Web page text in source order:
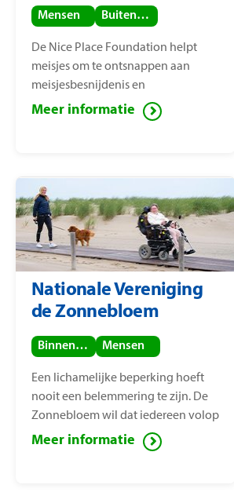
Mensen Buitenland
De Nice Place Foundation helpt
meisjes om te ontsnappen aan
meisjesbesnijdenis en
kindhuwelijken. De stichting is
Meer informatie
Nationale Vereniging
de Zonnebloem
Binnenland Mensen
Een lichamelijke beperking hoeft
nooit een belemmering te zijn. De
Zonnebloem wil dat iedereen volop
van het leven kan genieten, ook
mensen met een lichamelijke
Meer informatie